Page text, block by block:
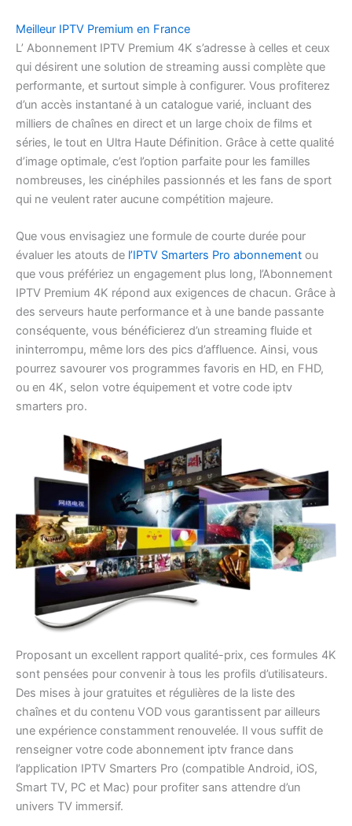
Meilleur IPTV Premium en France
L’ Abonnement IPTV Premium 4K s’adresse à celles et ceux
qui désirent une solution de streaming aussi complète que
performante, et surtout simple à configurer. Vous profiterez
d’un accès instantané à un catalogue varié, incluant des
milliers de chaînes en direct et un large choix de films et
séries, le tout en Ultra Haute Définition. Grâce à cette qualité
d’image optimale, c’est l’option parfaite pour les familles
nombreuses, les cinéphiles passionnés et les fans de sport
qui ne veulent rater aucune compétition majeure.
Que vous envisagiez une formule de courte durée pour
évaluer les atouts de l’IPTV Smarters Pro abonnement ou
que vous préfériez un engagement plus long, l’Abonnement
IPTV Premium 4K répond aux exigences de chacun. Grâce à
des serveurs haute performance et à une bande passante
conséquente, vous bénéficierez d’un streaming fluide et
ininterrompu, même lors des pics d’affluence. Ainsi, vous
pourrez savourer vos programmes favoris en HD, en FHD,
ou en 4K, selon votre équipement et votre code iptv
smarters pro.
Proposant un excellent rapport qualité-prix, ces formules 4K
sont pensées pour convenir à tous les profils d’utilisateurs.
Des mises à jour gratuites et régulières de la liste des
chaînes et du contenu VOD vous garantissent par ailleurs
une expérience constamment renouvelée. Il vous suffit de
renseigner votre code abonnement iptv france dans
l’application IPTV Smarters Pro (compatible Android, iOS,
Smart TV, PC et Mac) pour profiter sans attendre d’un
univers TV immersif.